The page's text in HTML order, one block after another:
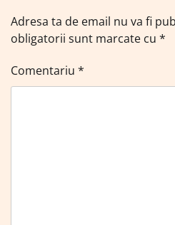
Adresa ta de email nu va fi
obligatorii sunt marcate cu *
Comentariu *